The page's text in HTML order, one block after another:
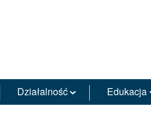
Działalność Edukacja